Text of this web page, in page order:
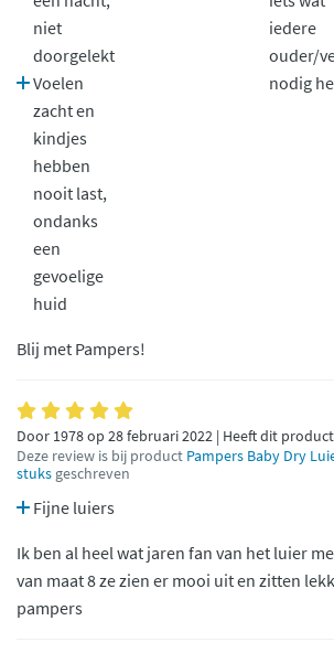
niet
doorgelekt
Voelen
zacht en
kindjes
hebben
nooit last,
ondanks
een
gevoelige
huid
iedere
ouder/
nodig
Blij met Pampers!
Door 1978 op 28 februari 2022 | Heeft dit
Deze review is bij product Pampers Baby Dry
stuks geschreven
Fijne luiers
Ik ben al heel wat jaren fan van het luier
van maat 8 ze zien er mooi uit en zitten
pampers